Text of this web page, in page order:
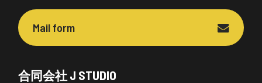
Mail form
合同会社 J STUDIO